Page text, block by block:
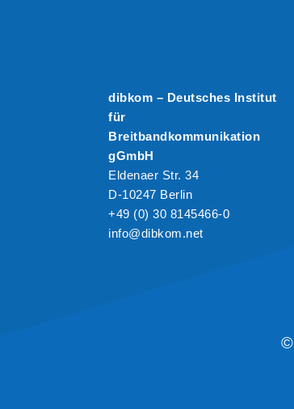
dibkom – Deutsches Institut
für
Breitbandkommunikation
gGmbH
Eldenaer Str. 34
D-10247 Berlin
+49 (0) 30 8145466-0
info@dibkom.net
©